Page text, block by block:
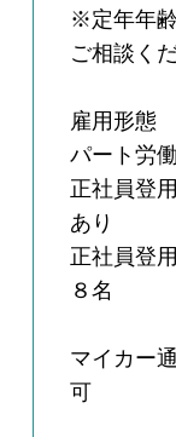
※定年年
ご相談く
雇用形態
パート労
正社員登
あり
正社員登
８名
マイカー
可